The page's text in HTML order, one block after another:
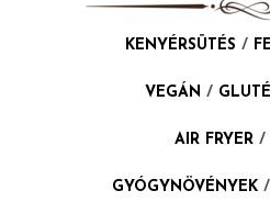
KENYÉRSÜTÉS /
VEGÁN /
AIR FRYER /
GYÓGYNÖVÉNYEK /